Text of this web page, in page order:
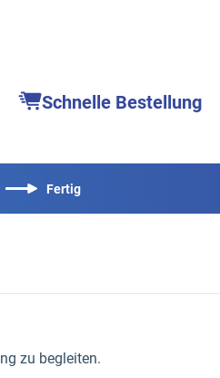
Schnelle Bestellung
Fertig
zu begleiten.